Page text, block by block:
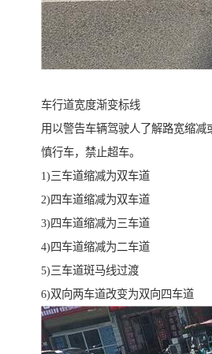
车行道宽度渐变标线
用以警告车辆驾驶人了解路宽缩减
慎行车，禁止超车。
1)三车道缩减为双车道
2)四车道缩减为双车道
3)四车道缩减为三车道
4)四车道缩减为二车道
5)三车道斑马线过渡
6)双向两车道改变为双向四车道